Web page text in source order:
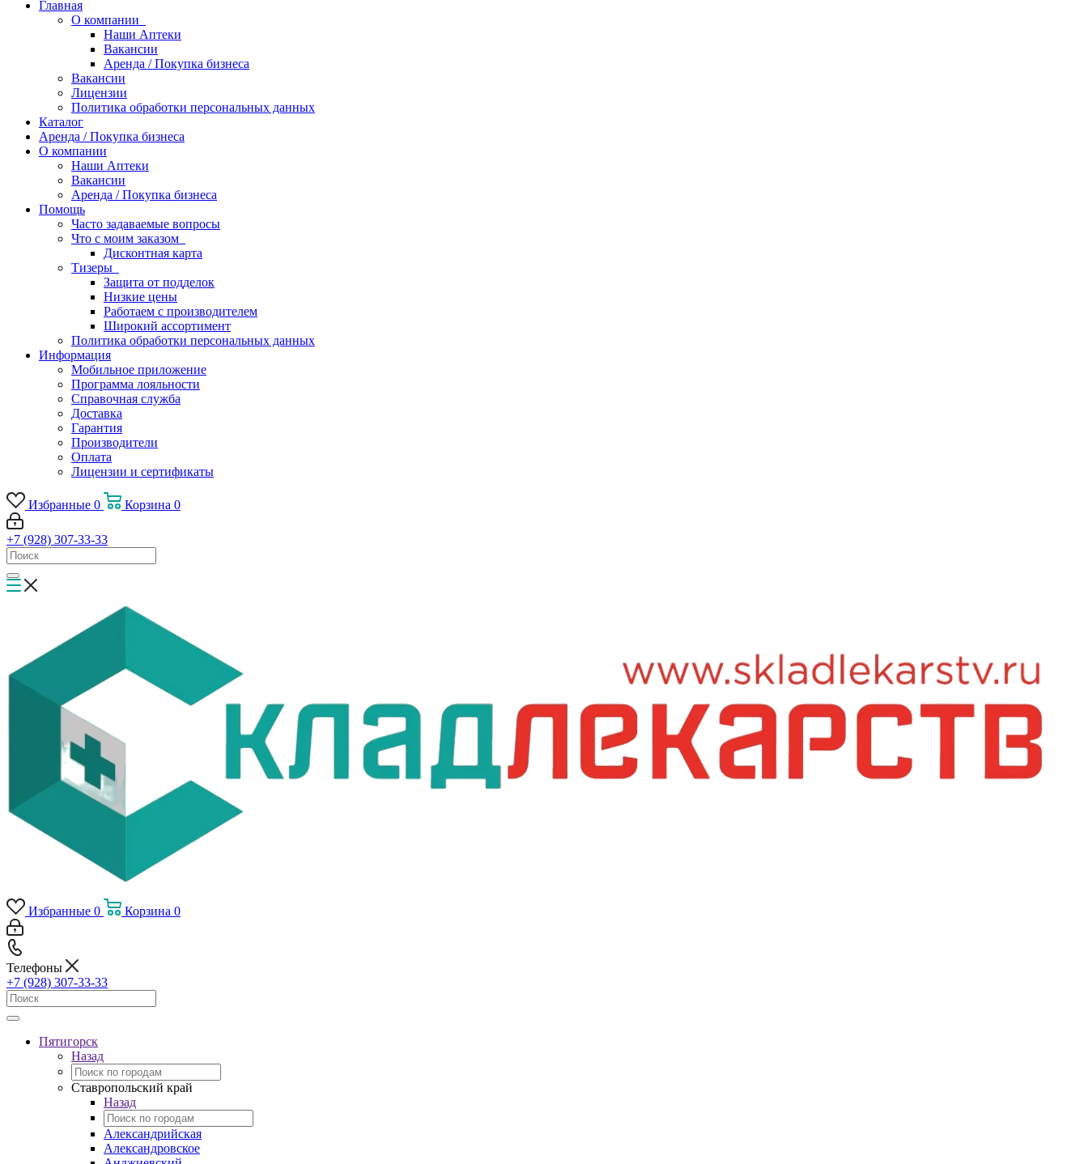
Главная
О компании
Наши Аптеки
Вакансии
Аренда / Покупка бизнеса
Вакансии
Лицензии
Политика обработки персональных данных
Каталог
Аренда / Покупка бизнеса
О компании
Наши Аптеки
Вакансии
Аренда / Покупка бизнеса
Помощь
Часто задаваемые вопросы
Что с моим заказом
Дисконтная карта
Тизеры
Защита от подделок
Низкие цены
Работаем с производителем
Широкий ассортимент
Политика обработки персональных данных
Информация
Мобильное приложение
Программа лояльности
Справочная служба
Доставка
Гарантия
Производители
Оплата
Лицензии и сертификаты
Избранные 0 Корзина 0
+7 (928) 307-33-33
Избранные 0 Корзина 0
Телефоны
+7 (928) 307-33-33
Пятигорск
Назад
Ставропольский край
Назад
Александрийская
Александровское